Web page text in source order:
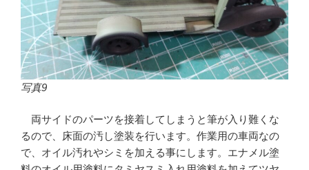
写真9
両サイドのパーツを接着してしまうと筆が入り難くな
るので、床面の汚し塗装を行います。作業用の車両なの
で、オイル汚れやシミを加える事にします。エナメル塗